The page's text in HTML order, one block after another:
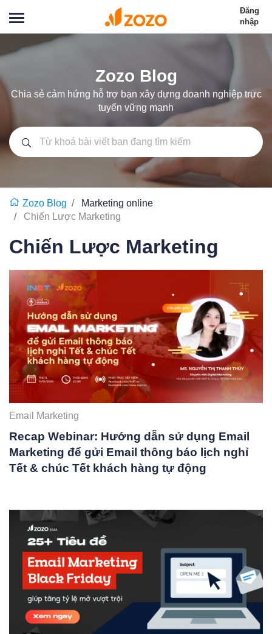
Đăng
nhập
Zozo Blog
Chia sẻ cảm hứng hỗ trợ bạn xây dựng doanh nghiệp trực
tuyến vững mạnh
Zozo Blog
Marketing online
Chiến Lược Marketing
Chiến Lược Marketing
Email Marketing
Recap Webinar: Hướng dẫn sử dụng Email
Marketing để gửi Email thông báo lịch nghỉ
Tết & chúc Tết khách hàng tự động